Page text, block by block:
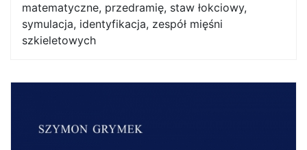
matematyczne, przedramię, staw łokciowy,
symulacja, identyfikacja, zespół mięśni
szkieletowych